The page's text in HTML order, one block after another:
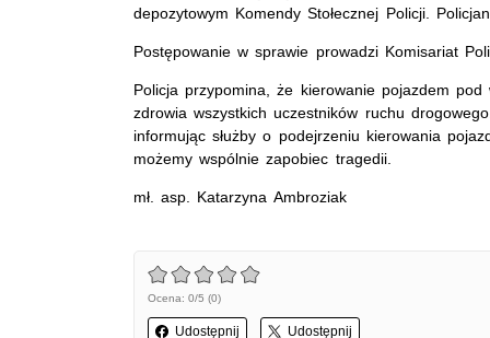
depozytowym Komendy Stołecznej Policji.
Postępowanie w sprawie prowadzi Komisariat
Policja przypomina, że kierowanie pojazdem
zdrowia wszystkich uczestników ruchu
informując służby o podejrzeniu kierowania
możemy wspólnie zapobiec tragedii.
mł. asp. Katarzyna Ambroziak
Ocena: 0/5 (0)
Udostępnij Udostępnij